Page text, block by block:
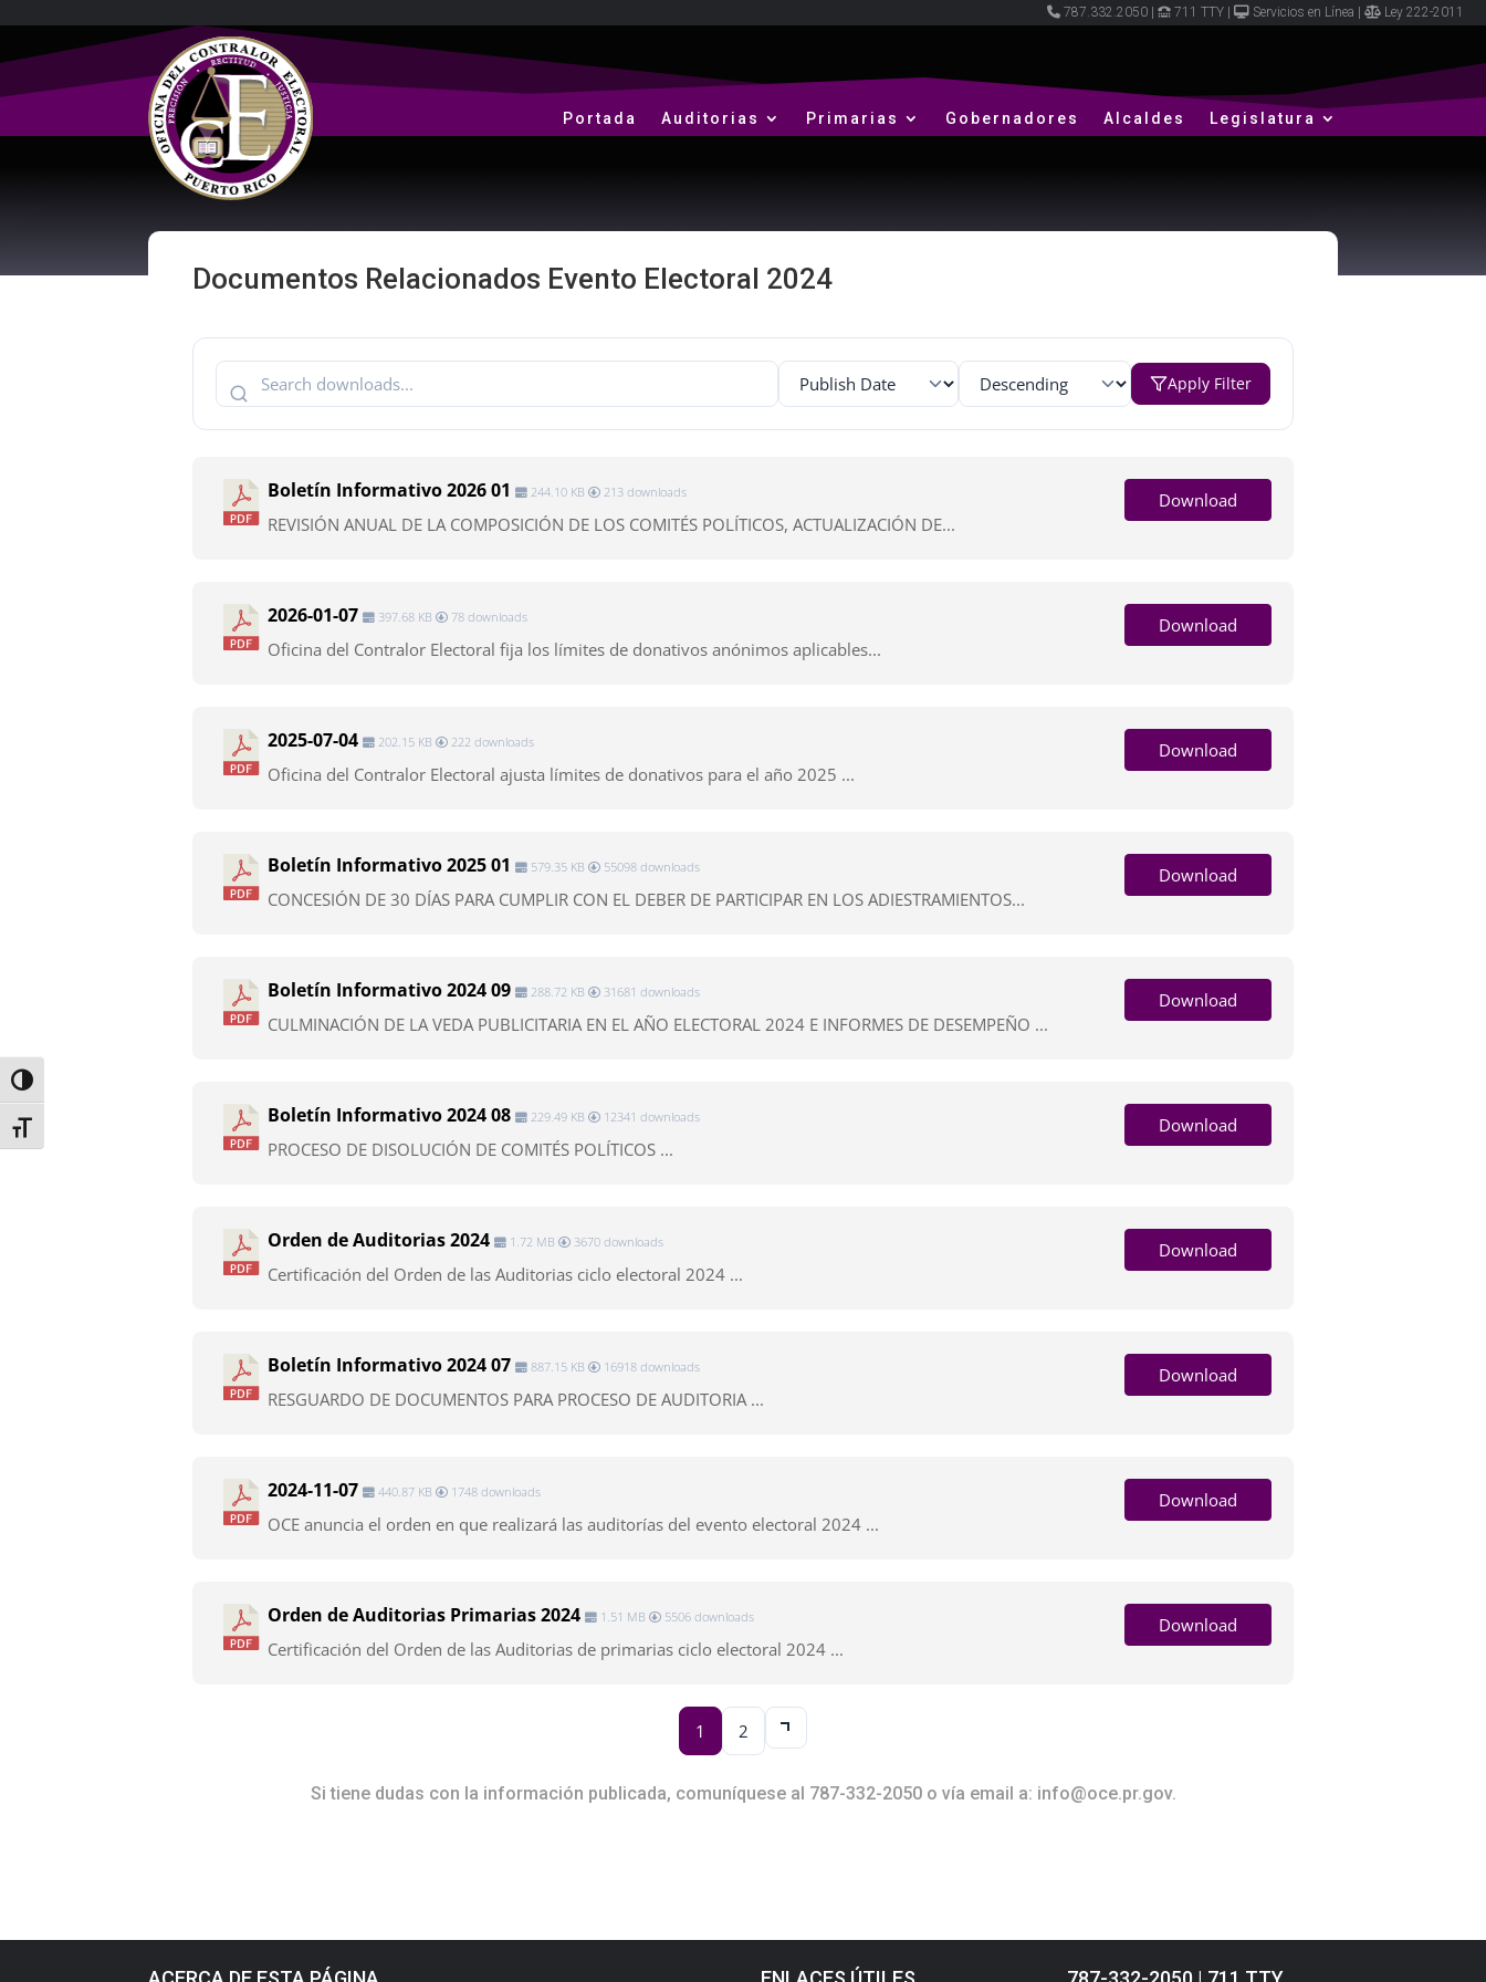
Toggle High Contrast
Toggle Font size
787.332.2050 711 TTY Servicios en Línea Ley 222-2011
Portada Auditorias Primarias Gobernadores Alcaldes Legislatura
Documentos Relacionados Evento Electoral 2024
Apply Filter
Boletín Informativo 2026 01 244.10 KB 213 downloads
REVISIÓN ANUAL DE LA COMPOSICIÓN DE LOS COMITÉS POLÍTICOS, ACTUALIZACIÓN DE...
Download
2026-01-07 397.68 KB 78 downloads
Oficina del Contralor Electoral fija los límites de donativos anónimos aplicables...
Download
2025-07-04 202.15 KB 222 downloads
Oficina del Contralor Electoral ajusta límites de donativos para el año 2025 ...
Download
Boletín Informativo 2025 01 579.35 KB 55098 downloads
CONCESIÓN DE 30 DÍAS PARA CUMPLIR CON EL DEBER DE PARTICIPAR EN LOS ADIESTRAMIENTOS...
Download
Boletín Informativo 2024 09 288.72 KB 31681 downloads
CULMINACIÓN DE LA VEDA PUBLICITARIA EN EL AÑO ELECTORAL 2024 E INFORMES DE DESEMPEÑO ...
Download
Boletín Informativo 2024 08 229.49 KB 12341 downloads
PROCESO DE DISOLUCIÓN DE COMITÉS POLÍTICOS ...
Download
Orden de Auditorias 2024 1.72 MB 3670 downloads
Certificación del Orden de las Auditorias ciclo electoral 2024 ...
Download
Boletín Informativo 2024 07 887.15 KB 16918 downloads
RESGUARDO DE DOCUMENTOS PARA PROCESO DE AUDITORIA ...
Download
2024-11-07 440.87 KB 1748 downloads
OCE anuncia el orden en que realizará las auditorías del evento electoral 2024 ...
Download
Orden de Auditorias Primarias 2024 1.51 MB 5506 downloads
Certificación del Orden de las Auditorias de primarias ciclo electoral 2024 ...
Download
1 2
Si tiene dudas con la información publicada, comuníquese al 787-332-2050 o vía email a: info@oce.pr.gov.